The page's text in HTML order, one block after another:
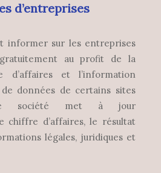
d’entreprises
informer sur les entreprises
au profit de la
d’affaires et l’information
données de certains sites
de société met à jour
chiffre d’affaires, le résultat
légales, juridiques et